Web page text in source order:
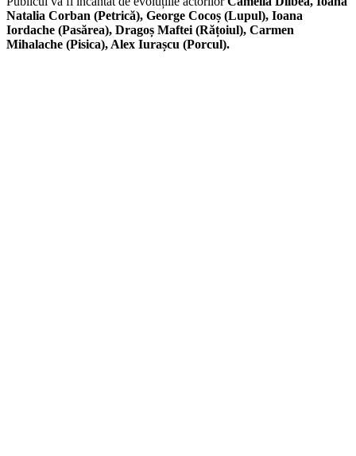
Natalia Corban (Petrică), George Cocoș (Lupul), Ioana
Iordache (Pasărea), Dragoș Maftei (Rățoiul), Carmen
Mihalache (Pisica), Alex Iurașcu (Porcul).